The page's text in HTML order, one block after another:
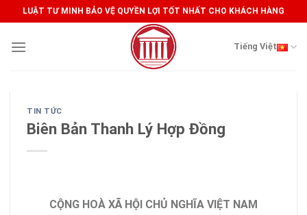
to
content
LUẬT TƯ MINH BẢO VỆ QUYỀN LỢI TỐT NHẤT CHO KHÁCH HÀNG
Tiếng Việt
TIN TỨC
Biên Bản Thanh Lý Hợp Đồng
CỘNG HOÀ XÃ HỘI CHỦ NGHĨA VIỆT NAM